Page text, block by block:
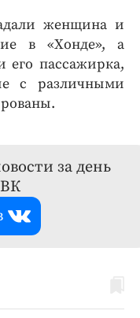
женщина и
в «Хонде», а
его пассажирка,
с различными
за день